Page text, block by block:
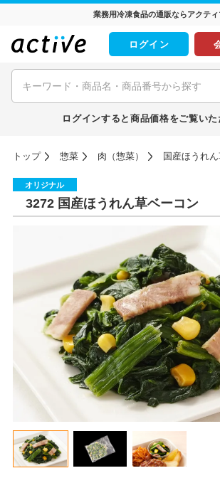
業務用冷凍食品の通販ならアクティ
ログイン
ログインすると商品価格をご覧い
トップ 惣菜 肉（惣菜） 国産ほうれ
オリジナル
3272 国産ほうれん草ベーコン